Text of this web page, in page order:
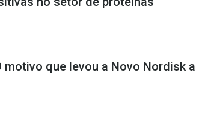
motivo que levou a Novo Nordisk a